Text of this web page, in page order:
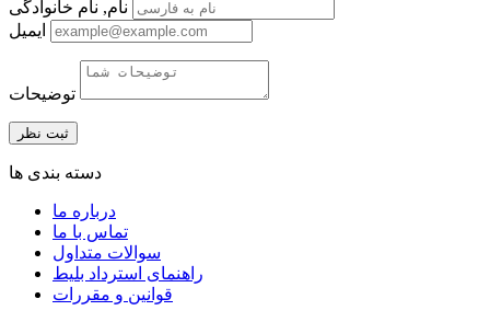
ایمیل
دسته بندی ها
درباره ما
تماس با ما
سوالات متداول
راهنمای استرداد بلیط
قوانین و مقررات